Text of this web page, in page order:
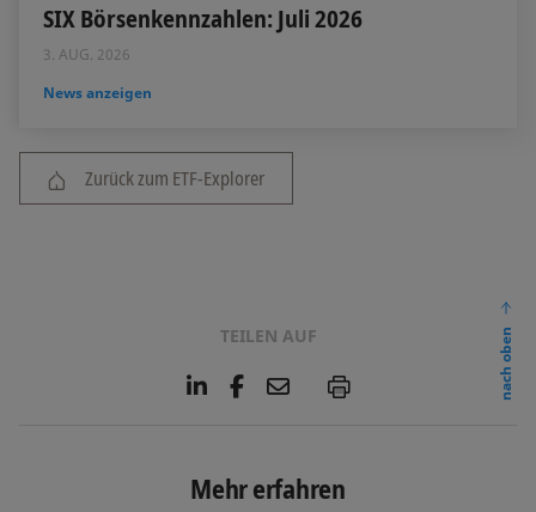
SIX Börsenkennzahlen: Juli 2026
3. AUG. 2026
News anzeigen
Zurück zum ETF-Explorer
TEILEN AUF
L
e
d
F
o
E
l
P
nach oben
Mehr erfahren